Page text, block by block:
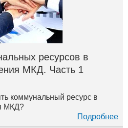
ресурсов в
МКД. Часть 1
коммунальный ресурс в
МКД?
Подробнее